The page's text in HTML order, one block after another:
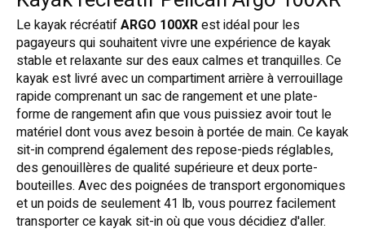
Le kayak récréatifARGO 100XRest idéal pour les
pagayeurs qui souhaitent vivre une expérience de kayak
stable et relaxante sur des eaux calmes et tranquilles. Ce
kayak est livré avec un compartiment arrière à verrouillage
rapide comprenant un sac de rangement et une plate-
forme de rangement afin que vous puissiez avoir tout le
matériel dont vous avez besoin à portée de main. Ce kayak
sit-in comprend également des repose-pieds réglables,
des genouillères de qualité supérieure et deux porte-
bouteilles. Avec des poignées de transport ergonomiques
et un poids de seulement 41 lb, vous pourrez facilement
transporter ce kayak sit-in où que vous décidiez d'aller.